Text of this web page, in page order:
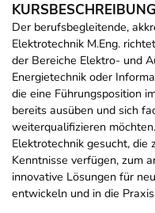
KURSBESCHREIBUNG
Der berufsbegleitende,
Elektrotechnik M.Eng.
der Bereiche Elektro- und
Energietechnik oder
die eine Führungsposition
bereits ausüben und sich
weiterqualifizieren
Elektrotechnik gesucht, die
Kenntnisse verfügen, zum
innovative Lösungen für
entwickeln und in die